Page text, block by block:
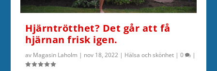
Hjärntrötthet? Det går att få
hjärnan frisk igen.
av Magasin Laholm | nov 18, 2022 | Hälsa och skönhet |0 |